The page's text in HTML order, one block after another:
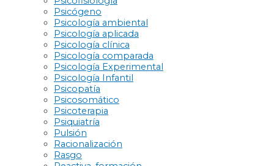
Psicógeno
Psicología ambiental
Psicología aplicada
Psicología clínica
Psicología comparada
Psicología Experimental
Psicología Infantil
Psicopatía
Psicosomático
Psicoterapia
Psiquiatría
Pulsión
Racionalización
Rasgo